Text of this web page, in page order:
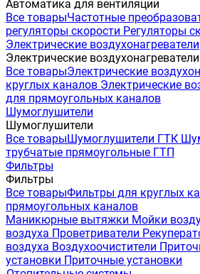
Автоматика для вентиляции
Все товарыЧастотные
регуляторы скорости Регуляторы
Электрические воздухонагреватели
Электрические воздухонагреватели
Все товарыЭлектрические
круглых каналов Электрические
для прямоугольных каналов
Шумоглушители
Шумоглушители
Все товарыШумоглушители ГТК
трубчатые прямоугольные ГТП
Фильтры
Фильтры
Все товарыФильтры для круглых
прямоугольных каналов
Маникюрные вытяжки Мойки
воздуха Проветриватели
воздуха Воздухоочистители
установки Приточные установки